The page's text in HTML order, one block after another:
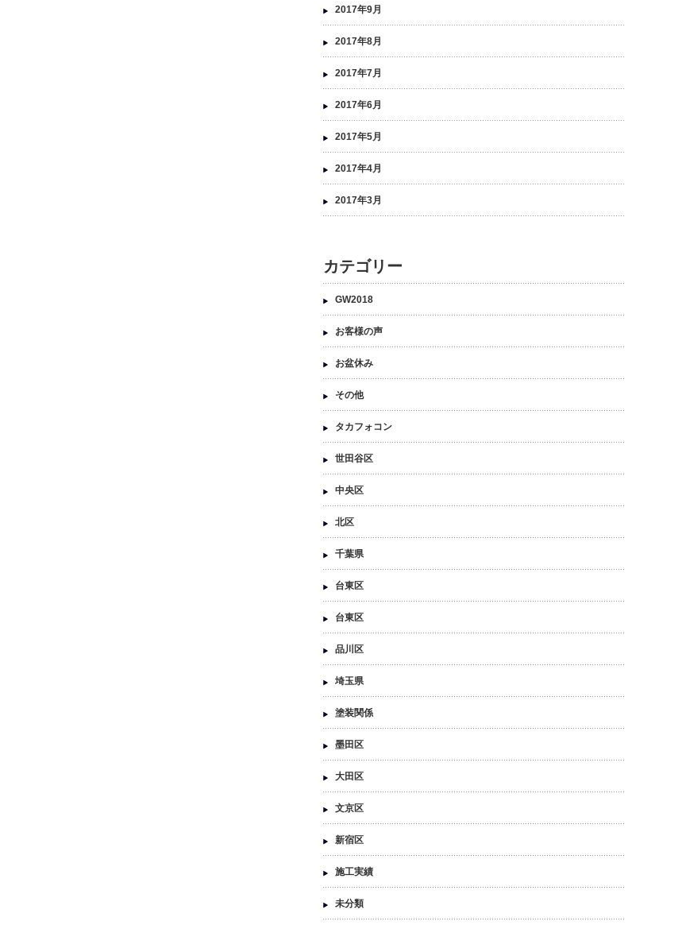
2017年9月
2017年8月
2017年7月
2017年6月
2017年5月
2017年4月
2017年3月
カテゴリー
GW2018
お客様の声
お盆休み
その他
タカフォコン
世田谷区
中央区
北区
千葉県
台東区
台東区
品川区
埼玉県
塗装関係
墨田区
大田区
文京区
新宿区
施工実績
未分類